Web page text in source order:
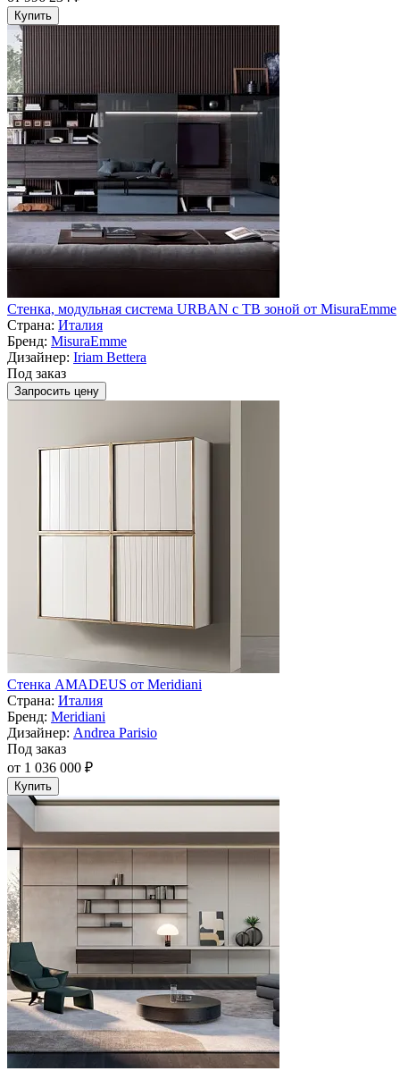
Купить
Стенка, модульная система URBAN с ТВ зоной от MisuraEmme
Страна: Италия
Бренд: MisuraEmme
Дизайнер: Iriam Bettera
Под заказ
Запросить цену
Стенка AMADEUS от Meridiani
Страна: Италия
Бренд: Meridiani
Дизайнер: Andrea Parisio
Под заказ
от 1 036 000 ₽
Купить